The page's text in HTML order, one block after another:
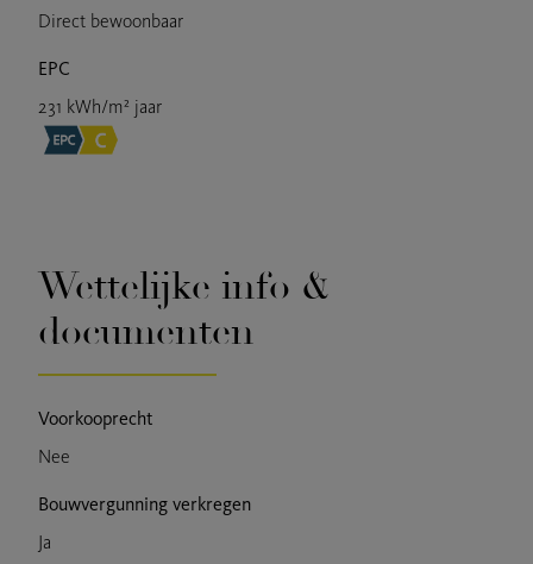
Direct bewoonbaar
EPC
231 kWh/m² jaar
Wettelijke info &
documenten
Voorkooprecht
Nee
Bouwvergunning verkregen
Ja